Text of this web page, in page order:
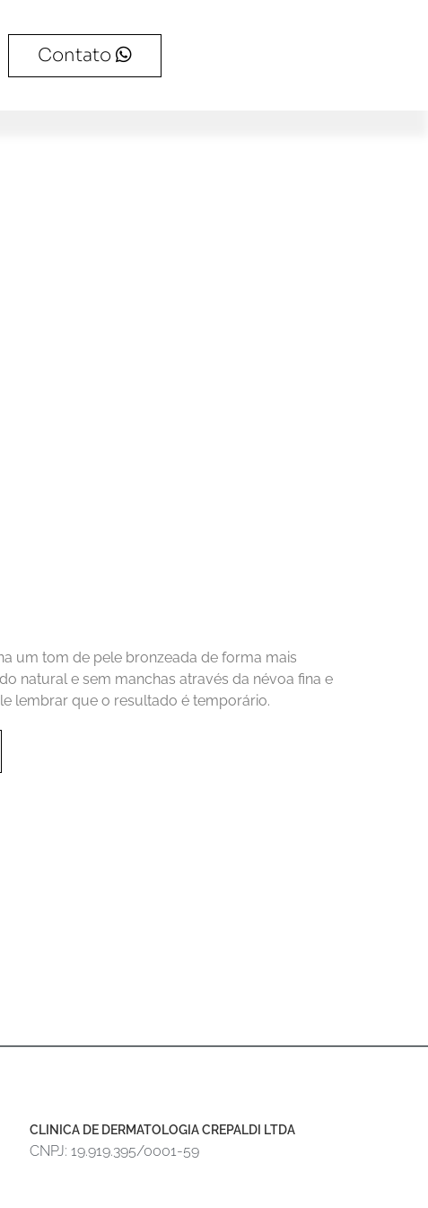
Contato
um tom de pele bronzeada de forma mais
natural e sem manchas através da névoa fina e
lembrar que o resultado é temporário.
CLINICA DE DERMATOLOGIA CREPALDI LTDA
CNPJ: 19.919.395/0001-59